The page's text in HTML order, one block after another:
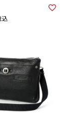
込